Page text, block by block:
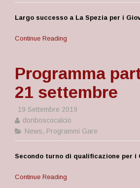
Largo successo a La Spezia per i
Continue Reading
Programma
21 settembre
19 Settembre 2019
donboscocalcio
News, Programmi Gare
Secondo turno di qualificazione per i
Continue Reading